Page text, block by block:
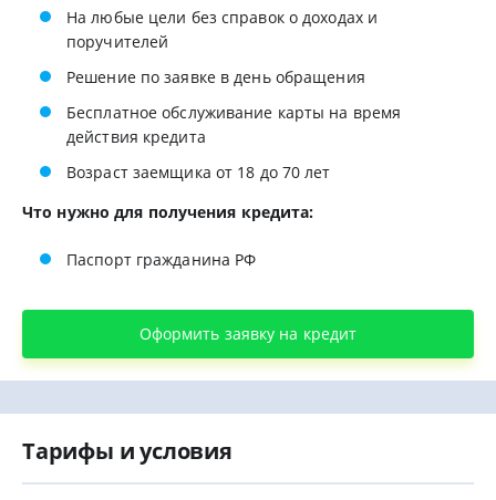
На любые цели без справок о доходах и
поручителей
Решение по заявке в день обращения
Бесплатное обслуживание карты на время
действия кредита
Возраст заемщика от 18 до 70 лет
Что нужно для получения кредита:
Паспорт гражданина РФ
Оформить заявку на кредит
Тарифы и условия